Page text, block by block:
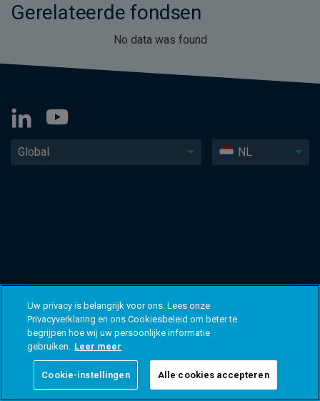
Gerelateerde fondsen
No data was found
Global NL
Uw privacy is belangrijk voor ons. Lees onze
Privacyverklaring en ons Cookiesbeleid om beter te
begrijpen hoe wij uw persoonlijke informatie
gebruiken. Leer meer
Cookie-instellingen Alle cookies accepteren